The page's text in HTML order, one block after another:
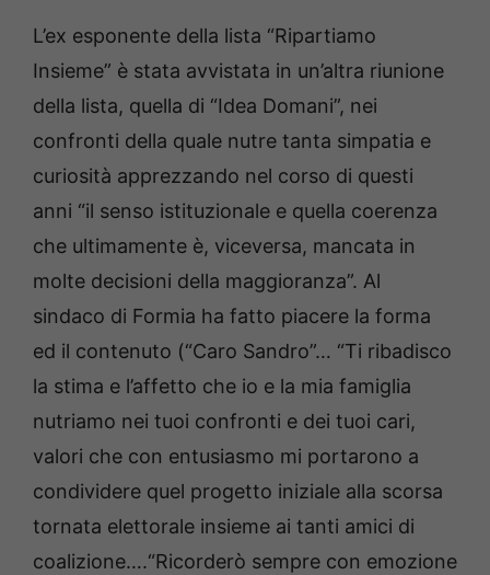
L’ex esponente della lista “Ripartiamo
Insieme” è stata avvistata in un’altra riunione
della lista, quella di “Idea Domani”, nei
confronti della quale nutre tanta simpatia e
curiosità apprezzando nel corso di questi
anni “il senso istituzionale e quella coerenza
che ultimamente è, viceversa, mancata in
molte decisioni della maggioranza”. Al
sindaco di Formia ha fatto piacere la forma
ed il contenuto (“Caro Sandro”… “Ti ribadisco
la stima e l’affetto che io e la mia famiglia
nutriamo nei tuoi confronti e dei tuoi cari,
valori che con entusiasmo mi portarono a
condividere quel progetto iniziale alla scorsa
tornata elettorale insieme ai tanti amici di
coalizione….“Ricorderò sempre con emozione